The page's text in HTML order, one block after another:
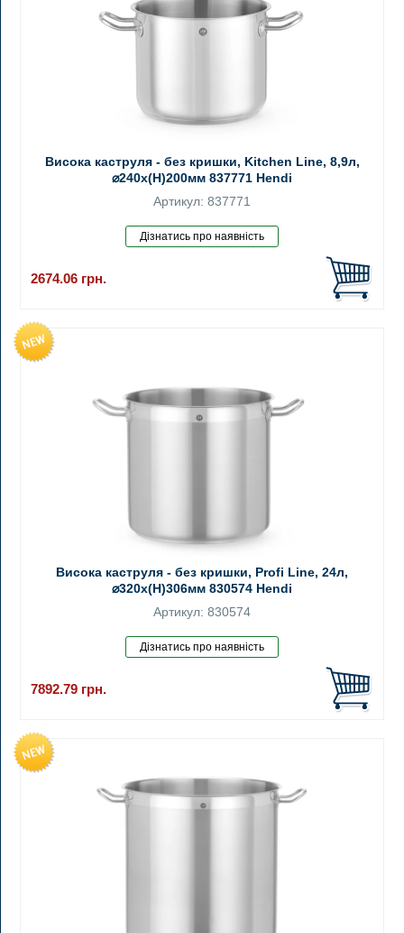
Висока каструля - без кришки, Kitchen Line, 8,9л,
⌀240x(H)200мм 837771 Hendi
Артикул: 837771
2674.06 грн.
Висока каструля - без кришки, Profi Line, 24л,
⌀320x(H)306мм 830574 Hendi
Артикул: 830574
7892.79 грн.